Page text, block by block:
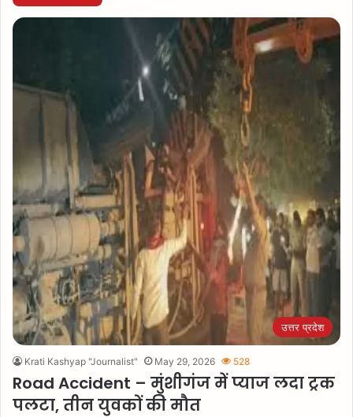
उत्तर प्रदेश
Krati Kashyap "Journalist" May 29, 2026 528
Road Accident – मुंशीगंज में प्याज लदा ट्रक
पलटा, तीन युवकों की मौत